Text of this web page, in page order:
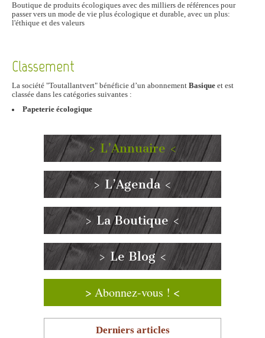
Boutique de produits écologiques avec des milliers de références pour
passer vers un mode de vie plus écologique et durable, avec un plus:
l'éthique et des valeurs
Classement
La société "Toutallantvert" bénéficie d’un abonnement Basique et est
classée dans les catégories suivantes :
Papeterie écologique
> L’Annuaire <
> L’Agenda <
> La Boutique <
> Le Blog <
> Abonnez-vous ! <
Derniers articles